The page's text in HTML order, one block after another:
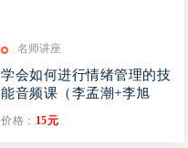
名师讲座
学会如何进行情绪管理的技
能音频课（李孟潮+李旭
价格： 15元